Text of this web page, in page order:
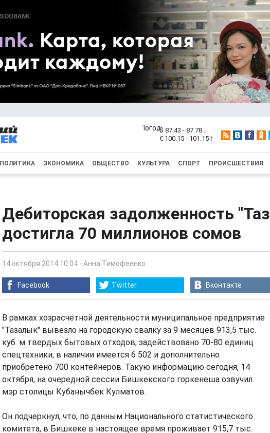
$ 87.43 - 87.78
€ 100.15 - 101.15
ПОЛИТИКА ЭКОНОМИКА ОБЩЕСТВО КУЛЬТУРА СПОРТ ПРОИСШЕСТВИЯ
Дебиторская задолженность
достигла 70 миллионов сомов
14 октября 2014 10:04 - Анна Тимофеенко
Facebook Twitter Вконтакте
В рамках хозрасчетной деятельности муниципальное предприятие
"Тазалык" вывезло на городскую свалку за 9 месяцев 913,5 тыс.
куб. м твердых бытовых отходов, задействовано 70-80 единиц
спецтехники, в наличии имеется 6 502 и дополнительно
приобретено 700 контейнеров. Такую информацию сегодня, 14
октября, на очередной сессии Бишкекского горкенеша озвучил
мэр столицы Кубанычбек Кулматов.
Он подчеркнул, что, по данным Национального статистического
комитета, в Бишкеке в настоящее время проживает 915,7 тыс.